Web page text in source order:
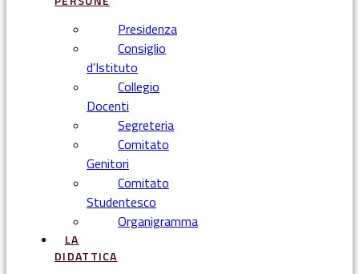
Presidenza
Consiglio
d’Istituto
Collegio
Docenti
Segreteria
Comitato
Genitori
Comitato
Studentesco
Organigramma
LA
DIDATTICA